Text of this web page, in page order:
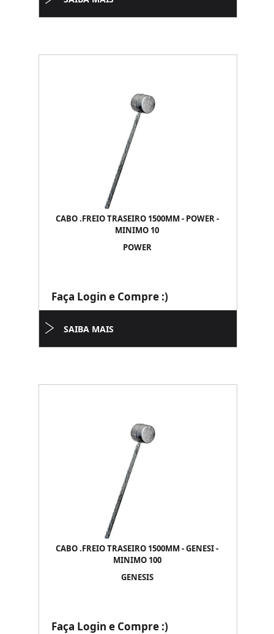
CABO .FREIO TRASEIRO 1500MM - POWER -
MINIMO 10
POWER
Faça Login e Compre :)
SAIBA MAIS
CABO .FREIO TRASEIRO 1500MM - GENESI -
MINIMO 100
GENESIS
Faça Login e Compre :)